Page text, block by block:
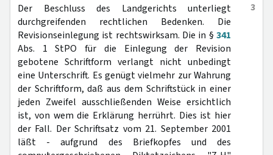
3
Der Beschluss des Landgerichts unterliegt
durchgreifenden rechtlichen Bedenken. Die
Revisionseinlegung ist rechtswirksam. Die in § 341
Abs. 1 StPO für die Einlegung der Revision
gebotene Schriftform verlangt nicht unbedingt
eine Unterschrift. Es genügt vielmehr zur Wahrung
der Schriftform, daß aus dem Schriftstück in einer
jeden Zweifel ausschließenden Weise ersichtlich
ist, von wem die Erklärung herrührt. Dies ist hier
der Fall. Der Schriftsatz vom 21. September 2001
läßt - aufgrund des Briefkopfes und des